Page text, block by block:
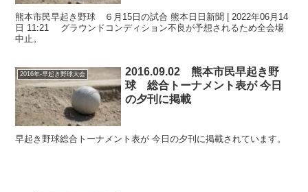
熊本市民早起き野球 ６月15日の試合 熊本日日新聞 | 2022年06月14
日 11:21 グラウンドコンディション不良が予想されるため全会場
中止。
2016年-早起き野球大会
2016.09.02 熊本市民早起き野
球 総合トーナメント表が 今日
の夕刊に掲載
早起き野球総合トーナメント表が 今日の夕刊に掲載されています。